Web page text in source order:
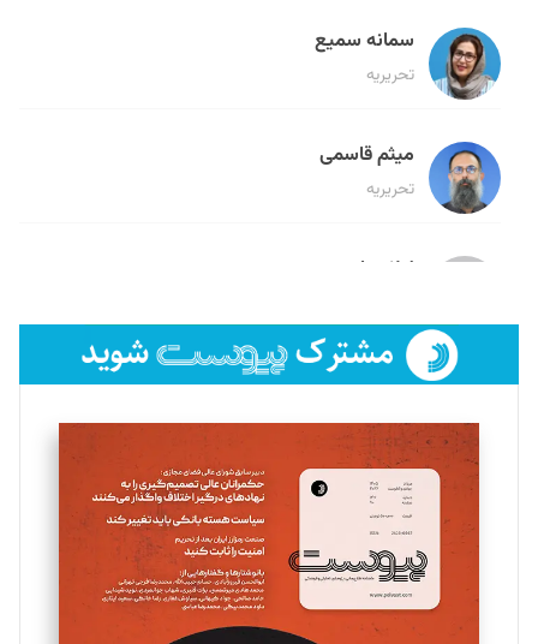
سمانه سمیع
تحریریه
میثم قاسمی
تحریریه
لیلا حنارود
فائزه فتحی رستمی
تحریریه
سروش کرمیان
تحریریه
مینا پاکدل